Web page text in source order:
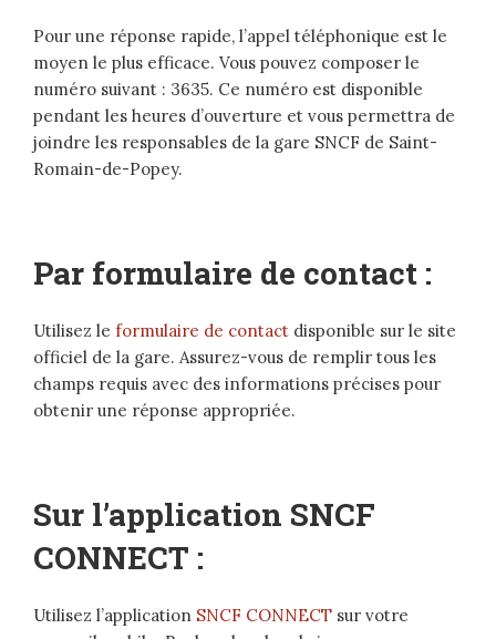
Pour une réponse rapide, l’appel téléphonique est le
moyen le plus efficace. Vous pouvez composer le
numéro suivant : 3635. Ce numéro est disponible
pendant les heures d’ouverture et vous permettra de
joindre les responsables de la gare SNCF de Saint-
Romain-de-Popey.
Par formulaire de contact :
Utilisez le formulaire de contact disponible sur le site
officiel de la gare. Assurez-vous de remplir tous les
champs requis avec des informations précises pour
obtenir une réponse appropriée.
Sur l’application SNCF
CONNECT :
Utilisez l’application SNCF CONNECT sur votre